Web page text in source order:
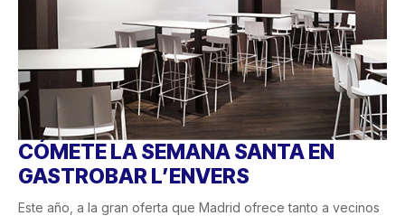
CÓMETE LA SEMANA SANTA EN
GASTROBAR L’ENVERS
Este año, a la gran oferta que Madrid ofrece tanto a vecinos